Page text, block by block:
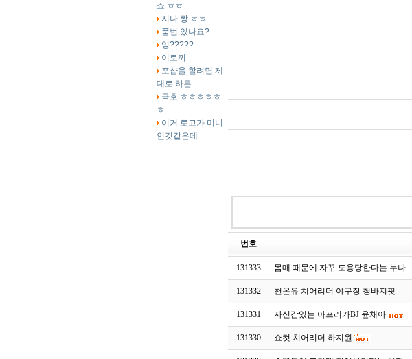
죠 ㅎㅎ
지나 짱 ㅎㅎ
품번 있나요?
잉?????
이토끼
포샵을 할려면 제
대로 하든
극호 ㅎㅎㅎㅎㅎ
ㅎ
이거 로고가 미니
인것같은데
번호
131333 몸매 때문에 자꾸 도용당한다는 누나
131332 천온유 치어리더 야구장 청바지핏
131331 자신감있는 아프리카BJ 윤채아
131330 쇼컷 치어리더 하지원